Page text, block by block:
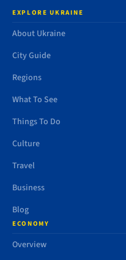
EXPLORE UKRAINE
About Ukraine
City Guide
Regions
What To See
Things To Do
Culture
Travel
Business
Blog
ECONOMY
Overview